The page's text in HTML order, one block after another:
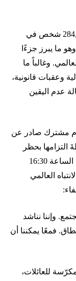
حتى نهاية عام 2024، سُجِّلَ ما يربو على 284,000 شخص في
ما يبرز جزءًا
وغالباً ما
وعقبات قانونية،
عدم اليقين
مشترك صادر عن
التزامها بحظر
النشر حتى 13 تشرين الثاني/نوفمبر في تمام الساعة 16:30
العالمي
وإننا نناشد
فمعًا يمكننا أن
للعائلات،